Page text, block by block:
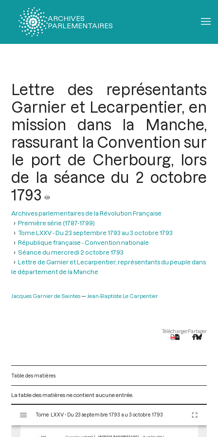
ARCHIVES
PARLEMENTAIRES
Lettre des représentants
Garnier et Lecarpentier, en
mission dans la Manche,
rassurant la Convention sur
le port de Cherbourg, lors
de la séance du 2 octobre
1793
Archives parlementaires de la Révolution Française
Première série (1787-1799)
Tome LXXV - Du 23 septembre 1793 au 3 octobre 1793
République française - Convention nationale
Séance du mercredi 2 octobre 1793
Lettre de Garnier et Lecarpentier, représentants du peuple dans
le département de la Manche
Jacques Garnier de Saintes Jean-Baptiste Le Carpentier
TéléchargerPartager
Table des matières
La table des matières ne contient aucune entrée.
s
Tome LXXV - Du 23 septembre 1793 au 3 octobre 1793